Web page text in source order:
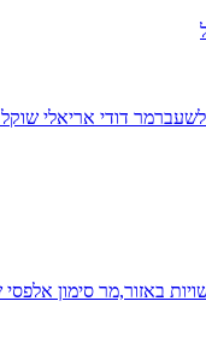
דודי אריאלי
באזור,מר סימון